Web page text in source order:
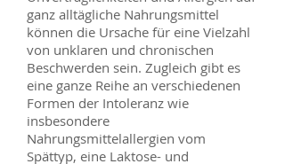
ganz alltägliche Nahrungsmittel
können die Ursache für eine Vielzahl
von unklaren und chronischen
Beschwerden sein. Zugleich gibt es
eine ganze Reihe an verschiedenen
Formen der Intoleranz wie
insbesondere
Nahrungsmittelallergien vom
Spättyp, eine Laktose- und